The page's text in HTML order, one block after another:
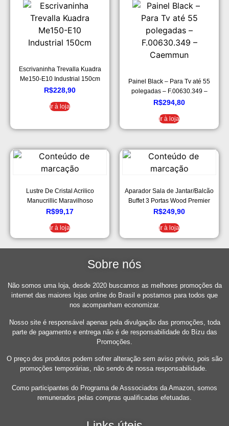
Escrivaninha Trevalla Kuadra
Me150-E10 Industrial 150cm
R$228,90
Ir à loja
Painel Black – Para Tv até 55
polegadas – F.00630.349 –
Caemmun
R$294,80
Ir à loja
Lustre De Cristal Acrilico
Manucrillic Maravilhoso
R$99,17
Ir à loja
Aparador Sala de Jantar/Balcão
Buffet 3 Portas Wood Premier
(Preto)
R$249,90
Ir à loja
Sobre nós
Não somos uma loja, desde 2020 buscamos as melhores promoções da
internet das maiores lojas online do Brasil e postamos para todos que
nos acompanham economizar.
Nosso site é responsável apenas pela divulgação das promoções, toda
parte de pagamento e entrega não é de responsabilidade do Bizu das
Promoções.
O preço dos produtos podem sofrer alteração sem aviso prévio, pois são
promoções temporárias, não sendo de nossa responsabilidade.
Como participantes do Programa de Asssociados da Amazon, somos
remunerados pelas compras qualificadas efetuadas.